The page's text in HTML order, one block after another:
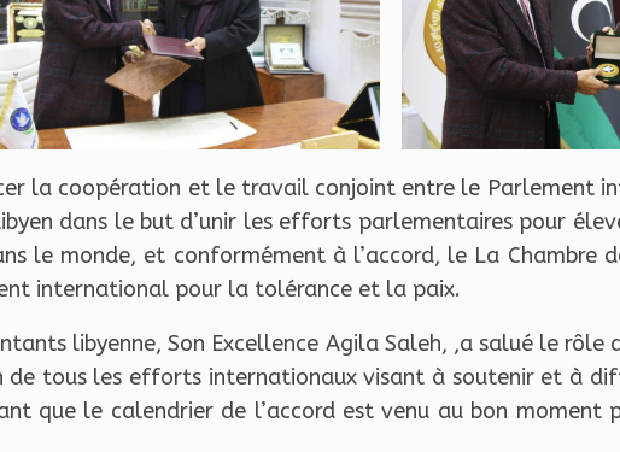
la coopération et le travail conjoint entre le Parlement
dans le but d’unir les efforts parlementaires pour
le monde, et conformément à l’accord, le La Chambre
international pour la tolérance et la paix.
libyenne, Son Excellence Agila Saleh, ,a salué le rôle
de tous les efforts internationaux visant à soutenir et à
que le calendrier de l’accord est venu au bon moment